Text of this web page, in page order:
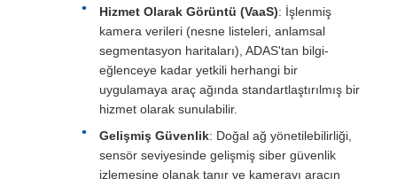
Hizmet Olarak Görüntü (VaaS): İşlenmiş
kamera verileri (nesne listeleri, anlamsal
segmentasyon haritaları), ADAS'tan bilgi-
eğlenceye kadar yetkili herhangi bir
uygulamaya araç ağında standartlaştırılmış bir
hizmet olarak sunulabilir.
Gelişmiş Güvenlik: Doğal ağ yönetilebilirliği,
sensör seviyesinde gelişmiş siber güvenlik
izlemesine olanak tanır ve kamerayı aracın